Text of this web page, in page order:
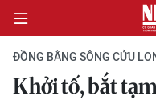
ĐỒNG BẰNG SÔNG CỬU
Khởi tố, bắt